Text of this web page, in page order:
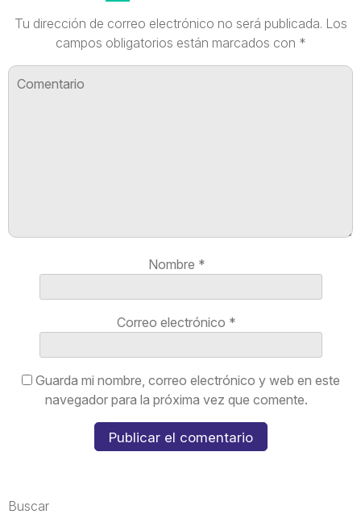
Tu dirección de correo electrónico no será publicada. Los
campos obligatorios están marcados con *
Nombre *
Correo electrónico *
Guarda mi nombre, correo electrónico y web en este
navegador para la próxima vez que comente.
Buscar